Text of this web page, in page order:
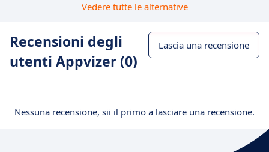
Vedere tutte le alternative
Recensioni degli
utenti Appvizer (0)
Lascia una recensione
Nessuna recensione, sii il primo a lasciare una recensione.